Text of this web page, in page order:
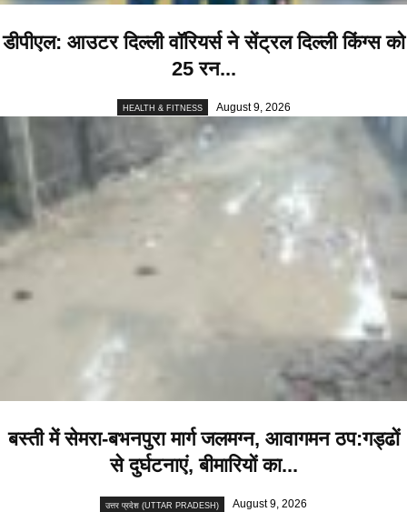
डीपीएल: आउटर दिल्ली वॉरियर्स ने सेंट्रल दिल्ली किंग्स को
25 रन...
HEALTH & FITNESS August 9, 2026
बस्ती में सेमरा-बभनपुरा मार्ग जलमग्न, आवागमन ठप:गड्ढों
से दुर्घटनाएं, बीमारियों का...
उत्तर प्रदेश (UTTAR PRADESH) August 9, 2026